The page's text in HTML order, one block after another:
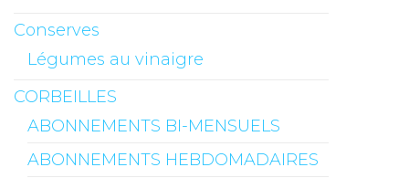
Conserves
Légumes au vinaigre
CORBEILLES
ABONNEMENTS BI-MENSUELS
ABONNEMENTS HEBDOMADAIRES